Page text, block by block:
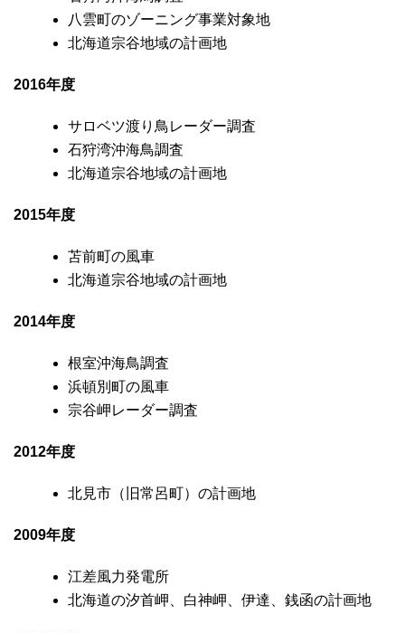
八雲町のゾーニング事業対象地
北海道宗谷地域の計画地
2016年度
サロベツ渡り鳥レーダー調査
石狩湾沖海鳥調査
北海道宗谷地域の計画地
2015年度
苫前町の風車
北海道宗谷地域の計画地
2014年度
根室沖海鳥調査
浜頓別町の風車
宗谷岬レーダー調査
2012年度
北見市（旧常呂町）の計画地
2009年度
江差風力発電所
北海道の汐首岬、白神岬、伊達、銭函の計画地